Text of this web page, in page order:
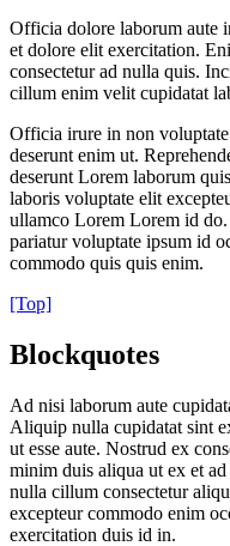
Officia dolore laborum aute
et dolore elit exercitation.
consectetur ad nulla quis.
cillum enim velit cupidatat
Officia irure in non
deserunt enim ut.
deserunt Lorem laborum
laboris voluptate elit
ullamco Lorem Lorem id
pariatur voluptate ipsum id
commodo quis quis enim.
[Top]
Blockquotes
Ad nisi laborum aute
Aliquip nulla cupidatat sint
ut esse aute. Nostrud ex
minim duis aliqua ut ex et
nulla cillum consectetur
excepteur commodo enim
exercitation duis id in.